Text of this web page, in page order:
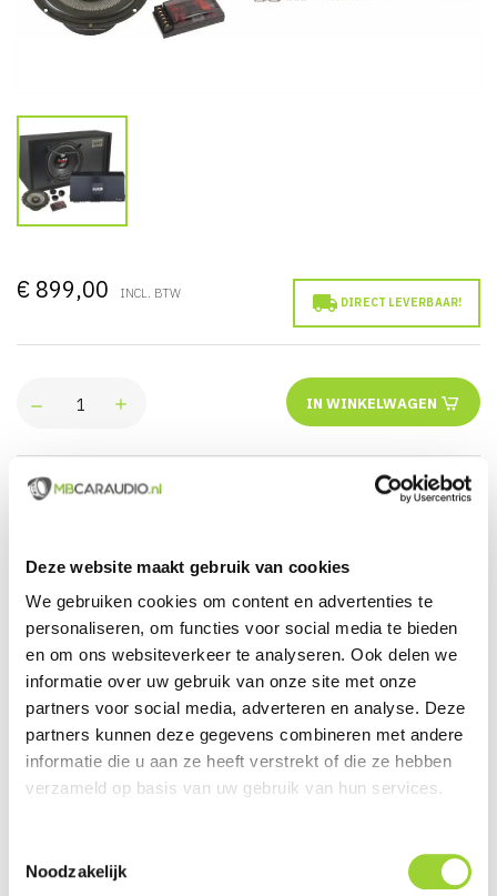
Deze website maakt gebruik van cookies
We gebruiken cookies om content en advertenties te
personaliseren, om functies voor social media te bieden
en om ons websiteverkeer te analyseren. Ook delen we
informatie over uw gebruik van onze site met onze
partners voor social media, adverteren en analyse. Deze
partners kunnen deze gegevens combineren met andere
informatie die u aan ze heeft verstrekt of die ze hebben
verzameld op basis van uw gebruik van hun services.
Noodzakelijk
€ 899,00 INCL. BTW  DIRECT LEVERBAAR!
IN WINKELWAGEN
Groot assortiment uit voorraad leverbaar
Officieel en erkende merkdealer
Gratis verzending vanaf € 99,00 euro (NL)
Servicegericht met kwaliteit boven kwantiteit
Internationaal verzonden met DHL en PostNL
Deskundig advies, telefonisch en per e-mail
Gemiddelde klantbeoordeling van 9,5 / 10